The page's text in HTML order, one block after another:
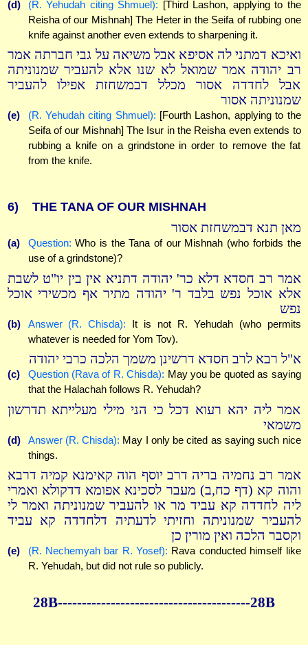
(d) (R. Yehudah citing Shmuel): [Third Lashon, applying to the
Reisha of our Mishnah] The Heter in the Seifa of rubbing one
knife against another even extends to sharpening it.
ואיכא דמתני לה אסיפא אבל משיאה על גבי חברתה אמר
רב יהודה אמר שמואל לא שנו אלא להעביר שמנוניתה
אבל לחדדה אסור מכלל דבמשחזת אפילו להעביר
שמנוניתה אסור
(e) (R. Yehudah citing Shmuel): [Fourth Lashon, applying to the
Seifa of our Mishnah] The Isur in the Reisha even extends to
rubbing a knife on a grindstone in order to remove the fat
from the knife.
6) THE TANA OF OUR MISHNAH
מאן תנא דבמשחזת אסור
(a) Question: Who is the Tana of our Mishnah (who forbids the
use of a grindstone)?
אמר רב חסדא דלא כר' יהודה דתניא אין בין יו"ט לשבת
אלא אוכל נפש בלבד ר' יהודה מתיר אף מכשירי אוכל
נפש
(b) Answer (R. Chisda): It is not R. Yehudah (who permits
whatever is needed for Yom Tov).
א"ל רבא לרב חסדא דרשינן משמך הלכה כרבי יהודה
(c) Question (Rava of R. Chisda): May you be quoted as saying
that the Halachah follows R. Yehudah?
אמר ליה יהא רעוא דכל כי הני מילי מעלייתא תדרשון
משמאי
(d) Answer (R. Chisda): May I only be cited as saying such nice
things.
אמר רב נחמיה בריה דרב יוסף הוה קאימנא קמיה דרבא
והוה קא (דף כח,ב) מעבר לסכינא אפומא דדקולא ואמרי
ליה לחדדה קא עביד מר או להעביר שמנוניתה ואמר לי
להעביר שמנוניתה וחזיתי לדעתיה דלחדדה קא עביד
וקסבר הלכה ואין מורין כן
(e) (R. Nechemyah bar R. Yosef): Rava conducted himself like
R. Yehudah, but did not rule so publicly.
28B----------------------------------------28B